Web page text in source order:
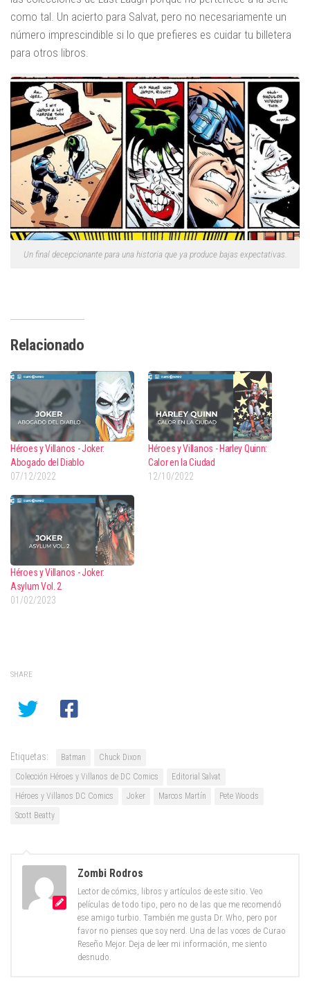
como tal. Un acierto para Salvat, pero no necesariamente un
número imprescindible si lo que prefieres es cuidar tu billetera
para otros libros.
Un final decepcionante para una historia que ya produce bajas expectativas.
Relacionado
Héroes y Villanos - Joker:
Abogado del Diablo
07/12/2022
Héroes y Villanos - Harley Quinn:
Calor en la Ciudad
12/10/2022
Héroes y Villanos - Joker:
Asylum Vol. 2
01/02/2023
SHARE
Etiquetas: Batman
Chuck Dixon
Colección Héroes y Villanos de DC Comics
Editorial Salvat
Héroes y Villanos DC Comics
Joker Marcos Martín
Pete Woods
Scott Beatty
Zombi Rodros
Lector de cómics, libros y artículos de este sitio. Veo
películas de todo tipo, pero no de las que me recomendó
ese amigo turbio. También me gusta Dr. Who, pero por
favor no pienses que soy nerd. Una de las voces de Curao
Reseño Mejor. Deja de leer mi información, me siento
desnudo.